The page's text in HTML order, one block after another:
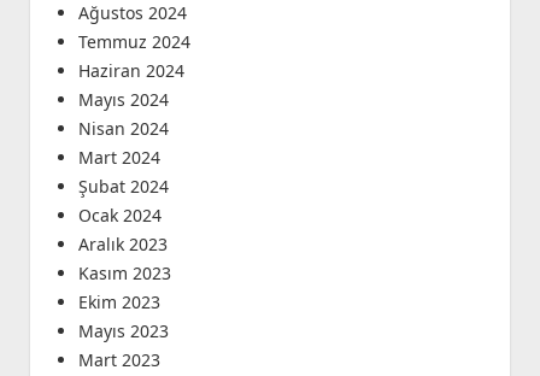
Ağustos 2024
Temmuz 2024
Haziran 2024
Mayıs 2024
Nisan 2024
Mart 2024
Şubat 2024
Ocak 2024
Aralık 2023
Kasım 2023
Ekim 2023
Mayıs 2023
Mart 2023